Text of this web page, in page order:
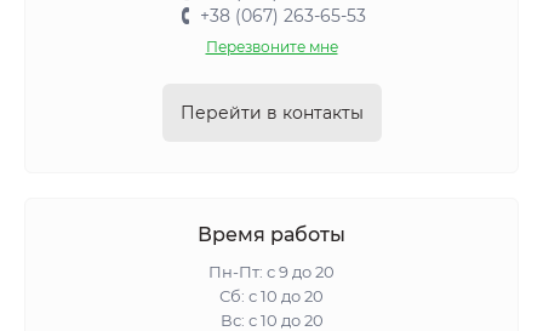
+38 (067) 263-65-53
Перезвоните мне
Перейти в контакты
Время работы
Пн-Пт: с 9 до 20
Сб: с 10 до 20
Вс: с 10 до 20